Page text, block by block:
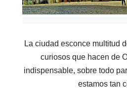
La ciudad esconce multitud
curiosos que hacen de
indispensable, sobre todo
estamos tan